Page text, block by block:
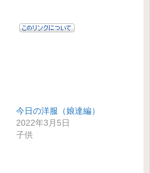
今日の洋服（娘達編）
2022年3月5日
子供